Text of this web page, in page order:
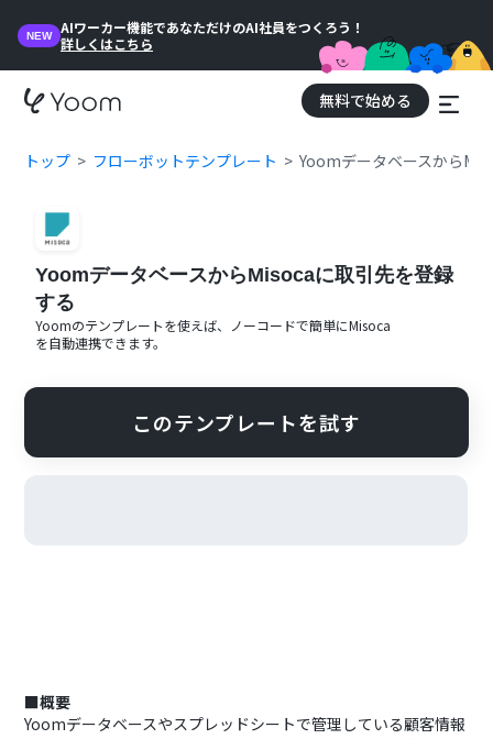
NEW
AIワーカー機能であなただけのAI社員をつくろう！
詳しくはこちら
無料で始める
トップ フローボットテンプレート Yoomデータベースから
YoomデータベースからMisocaに取引先を登録
する
Yoomのテンプレートを使えば、ノーコードで簡単にMisoca
を自動連携できます。
このテンプレートを試す
■概要
Yoomデータベースやスプレッドシートで管理している顧客情報